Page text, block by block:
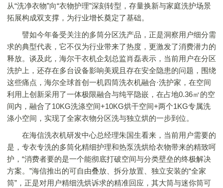
从“洗净衣物”向“衣物护理”深刻转型，存量换新与家庭洗护场景
拓展构成双支撑，为行业增长奠定了基础。
譬如今年备受关注的多筒分区洗产品，正是洞察用户细分需
求的典型代表，它不仅为行业带来了热度，更激发了消费潜力的
释放。谈及此，海尔干衣机企划总监肖磊表示，当前用户在分区
洗护上，还存在多台设备影响美观且存在安全隐患的问题，围绕
这些痛点，海尔全球首创一机四筒洗衣机融合·洗护家，在空间
利用上创新采用了一体极限融合与纯平隐嵌，在占地0.36㎡的空
间内，融合了10KG洗涤空间+10KG烘干空间+两个1KG专属洗
涤小空间，实现了全家衣物分区洗与独立烘的一步到位。
在海信洗衣机研发中心总经理朱国生看来，当前用户需要的
是，专衣专洗的多筒化精细护理和热泵洗烘给衣物带来的精致呵
护，“消费者要的是一个能彻底打破空间与分类壁垒的终极解决
方案。”海信推出的可自由叠放、拆分放置、独立安装的“全家
筒”，正是对用户精细洗烘诉求的精准回应，其大筒与迷你筒可